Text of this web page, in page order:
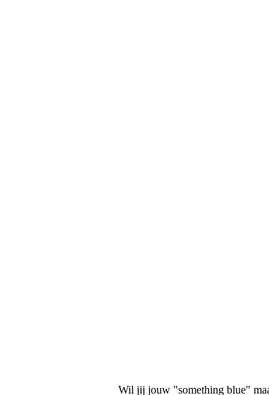
Wil jij jouw "something blue"